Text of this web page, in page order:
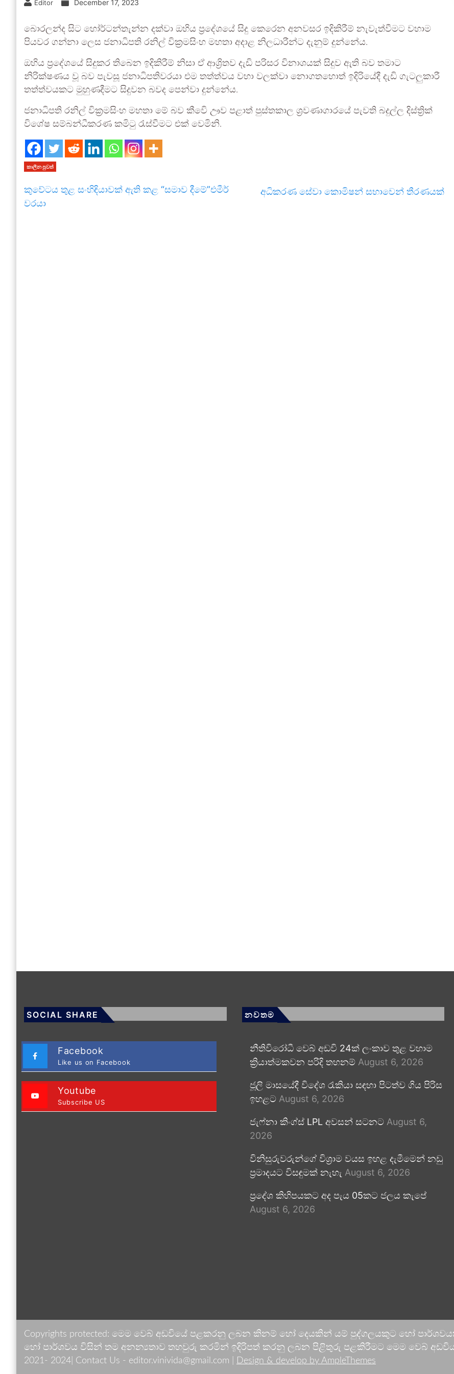
Editor December 17, 2023
බොරලන්ද සිට හෝර්ටන්තැන්න දක්වා ඔහිය ප්‍රදේශයේ සිදු කෙරෙන අනවසර ඉදිකිරීම් නැවැත්වීමට වහාම
පියවර ගන්නා ලෙස ජනාධිපති රනිල් වික්‍රමසිංහ මහතා අදාළ නිලධාරීන්ට දැනුම් දුන්නේය.
ඔහිය ප්‍රදේශයේ සිදුකර තිබෙන ඉදිකිරීම් නිසා ඒ ආශ්‍රිතව දැඩි පරිසර විනාශයක් සිදුව ඇති බව තමාට
නිරික්ෂණය වූ බව පැවසූ ජනාධිපතිවරයා එම තත්ත්වය වහා වලක්වා නොගතහොත් ඉදිරියේදී දැඩි ගැටලුකාරී
තත්ත්වයකට මුහුණදීමට සිදුවන බවද පෙන්වා දුන්නේය.
ජනාධිපති රනිල් වික්‍රමසිංහ මහතා මේ බව කීවෙි ඌව පළාත් පුස්තකාල ශ්‍රවණාගාරයේ පැවති බදුල්ල දිස්ත්‍රික්
විශේෂ සම්බන්ධීකරණ කමිටු රැස්වීමට එක් වෙමිනි.
කාලීන පුවත්
කුවේටය තුළ සංහිඳියාවක් ඇති කළ “සමාව දීමේ”එමීර්
වරයා
අධිකරණ සේවා කොමිෂන් සභාවෙන් තීරණයක්
SOCIAL SHARE
Facebook
Like us on Facebook
Youtube
Subscribe US
නවතම
නීතිවිරෝධී වෙබ් අඩවි 24ක් ලංකාව තුළ වහාම
ක්‍රියාත්මකවන පරිදි තහනම් August 6, 2026
ජූලි මාසයේදී විදේශ රැකියා සඳහා පිටත්ව ගිය පිරිස
ඉහළට August 6, 2026
ජැෆ්නා කිංග්ස් LPL අවසන් සටනට August 6,
2026
විනිසුරුවරුන්ගේ විශ්‍රාම වයස ඉහළ දැමීමෙන් නඩු
ප්‍රමාදයට විසඳුමක් නැහැ August 6, 2026
ප්‍රදේශ කිහිපයකට අද පැය 05කට ජලය කැපේ
August 6, 2026
Copyrights protected: මෙම වෙබ් අඩවියේ පළකරනු ලබන කිනම් හෝ දෙයකින් යම් පුද්ගලයකුට හෝ
හෝ පාර්ශවය විසින් තම අනන්‍යතාව තහවුරු කරමින් ඉදිරිපත් කරනු ලබන පිළිතුරු පළකිරීමට මෙම වෙබ් අඩවිය
2021- 2024| Contact Us - editor.vinivida@gmail.com |
Design & develop by AmpleThemes